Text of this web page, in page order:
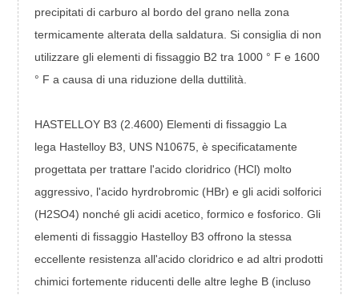
precipitati di carburo al bordo del grano nella zona
termicamente alterata della saldatura. Si consiglia di non
utilizzare gli elementi di fissaggio B2 tra 1000 ° F e 1600
° F a causa di una riduzione della duttilità.
HASTELLOY B3 (2.4600) Elementi di fissaggio La
lega Hastelloy B3, UNS N10675, è specificatamente
progettata per trattare l'acido cloridrico (HCl) molto
aggressivo, l'acido hyrdrobromic (HBr) e gli acidi solforici
(H2SO4) nonché gli acidi acetico, formico e fosforico. Gli
elementi di fissaggio Hastelloy B3 offrono la stessa
eccellente resistenza all'acido cloridrico e ad altri prodotti
chimici fortemente riducenti delle altre leghe B (incluso